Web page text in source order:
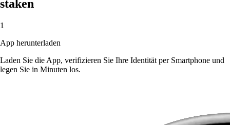
staken
1
App herunterladen
Laden Sie die App, verifizieren Sie Ihre Identität per Smartphone und
legen Sie in Minuten los.